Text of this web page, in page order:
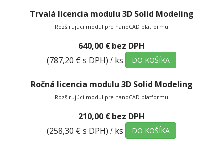
Trvalá licencia modulu 3D Solid Modeling
Rozširujúci modul pre nanoCAD platformu
640,00 € bez DPH
(787,20 € s DPH) / ks DO KOŠÍKA
Ročná licencia modulu 3D Solid Modeling
Rozširujúci modul pre nanoCAD platformu
210,00 € bez DPH
(258,30 € s DPH) / ks DO KOŠÍKA